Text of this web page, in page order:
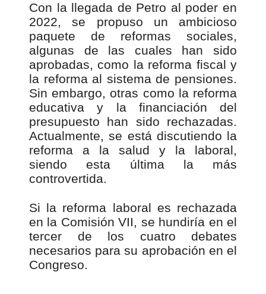
Con la llegada de Petro al poder en
2022, se propuso un ambicioso
paquete de reformas sociales,
algunas de las cuales han sido
aprobadas, como la reforma fiscal y
la reforma al sistema de pensiones.
Sin embargo, otras como la reforma
educativa y la financiación del
presupuesto han sido rechazadas.
Actualmente, se está discutiendo la
reforma a la salud y la laboral,
siendo esta última la más
controvertida.
Si la reforma laboral es rechazada
en la Comisión VII, se hundiría en el
tercer de los cuatro debates
necesarios para su aprobación en el
Congreso.